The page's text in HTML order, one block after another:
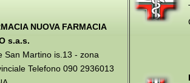
NUOVA FARMACIA
s.a.s.
San Martino is.13 - zona
Telefono 090 2936013